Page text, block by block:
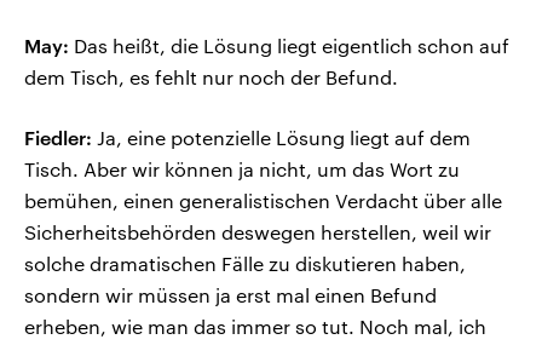
May: Das heißt, die Lösung liegt eigentlich schon auf
dem Tisch, es fehlt nur noch der Befund.
Fiedler: Ja, eine potenzielle Lösung liegt auf dem
Tisch. Aber wir können ja nicht, um das Wort zu
bemühen, einen generalistischen Verdacht über alle
Sicherheitsbehörden deswegen herstellen, weil wir
solche dramatischen Fälle zu diskutieren haben,
sondern wir müssen ja erst mal einen Befund
erheben, wie man das immer so tut. Noch mal, ich